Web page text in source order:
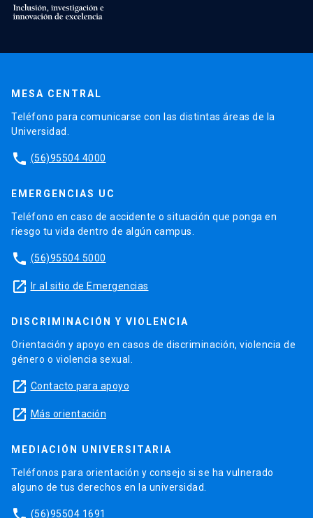
MESA CENTRAL
Teléfono para comunicarse con las distintas áreas de la
Universidad.
phone (56)95504 4000
EMERGENCIAS UC
Teléfono en caso de accidente o situación que ponga en
riesgo tu vida dentro de algún campus.
phone (56)95504 5000
launch Ir al sitio de Emergencias
DISCRIMINACIÓN Y VIOLENCIA
Orientación y apoyo en casos de discriminación, violencia de
género o violencia sexual.
launch Contacto para apoyo
launch Más orientación
MEDIACIÓN UNIVERSITARIA
Teléfonos para orientación y consejo si se ha vulnerado
alguno de tus derechos en la universidad.
(56)95504 1691